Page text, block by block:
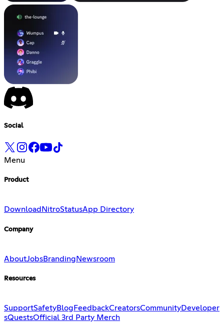
Social
Menu
Product
Download NitroStatusApp Directory
Company
AboutJobsBranding Newsroom
Resources
SupportSafetyBlog FeedbackCreatorsCommunityDeveloper
sQuestsOfficial 3rd Party Merch